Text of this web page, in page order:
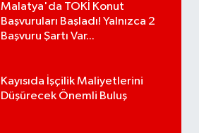
Malatya'da TOKİ Konut
Başvuruları Başladı! Yalnızca 2
Başvuru Şartı Var...
Kayısıda İşçilik Maliyetlerini
Düşürecek Önemli Buluş